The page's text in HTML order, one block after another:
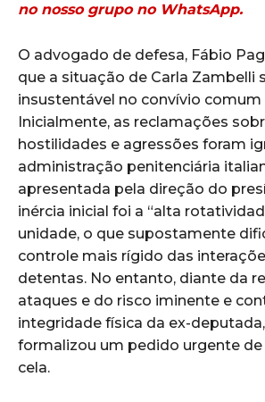
no nosso grupo no WhatsApp.
O advogado de defesa, Fábio
que a situação de Carla Zambelli
insustentável no convívio comum
Inicialmente, as reclamações
hostilidades e agressões foram
administração penitenciária
apresentada pela direção do
inércia inicial foi a “alta
unidade, o que supostamente
controle mais rígido das
detentas. No entanto, diante da
ataques e do risco iminente e
integridade física da ex-
formalizou um pedido urgente
cela.